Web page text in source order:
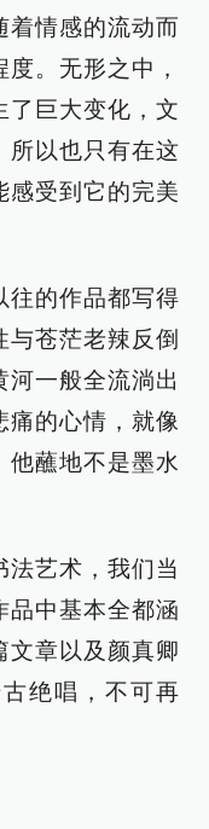
着情感的流动而
。无形之中，
了巨大变化，文
所以也只有在这
感受到它的完美
往的作品都写得
苍茫老辣反倒
河一般全流淌出
痛的心情，就像
他蘸地不是墨水
法艺术，我们当
品中基本全都涵
文章以及颜真卿
绝唱，不可再